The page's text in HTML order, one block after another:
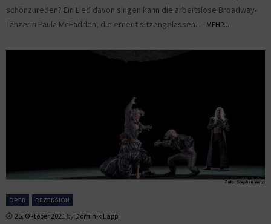
schönzureden? Ein Lied davon singen kann die arbeitslose Broadway-
Tänzerin Paula McFadden, die erneut sitzengelassen...
MEHR...
OPER REZENSION
25. Oktober 2021 by Dominik Lapp